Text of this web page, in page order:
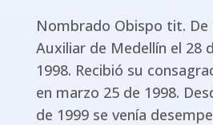
Nombrado Obispo tit. De
Auxiliar de Medellín el 28
1998. Recibió su
en marzo 25 de 1998.
de 1999 se venía